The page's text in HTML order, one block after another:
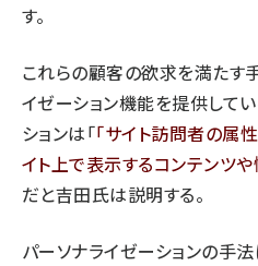
す。
これらの顧客の欲求を満たす
イゼーション機能を提供して
ションは「 サイト訪問者の属
イト上で表示するコンテンツ
だと吉田氏は説明する。
パーソナライゼーションの手